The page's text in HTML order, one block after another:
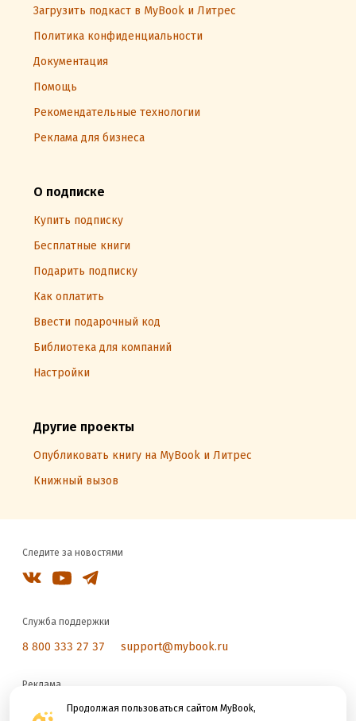
Продолжая пользоваться сайтом MyBook,
Загрузить подкаст в MyBook и Литрес
Политика конфиденциальности
Документация
Помощь
Рекомендательные технологии
Реклама для бизнеса
О подписке
Купить подписку
Бесплатные книги
Подарить подписку
Как оплатить
Ввести подарочный код
Библиотека для компаний
Настройки
Другие проекты
Опубликовать книгу на MyBook и Литрес
Книжный вызов
Следите за новостями
Служба поддержки
8 800 333 27 37 support@mybook.ru
Реклама
reklama@litres.ru